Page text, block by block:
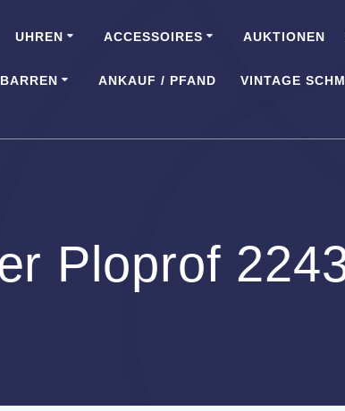
UHREN ACCESSOIRES AUKTIONEN
ANKAUF / PFAND VINTAGE
Ploprof